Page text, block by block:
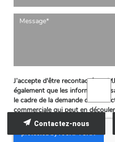
J’accepte d'être recontacté par
également que les informations
le cadre de la demande de
commerciale qui peut en
Contactez-nous